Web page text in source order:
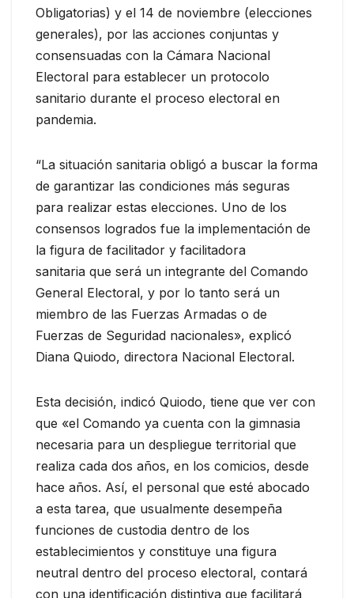
Obligatorias) y el 14 de noviembre (elecciones
generales), por las acciones conjuntas y
consensuadas con la Cámara Nacional
Electoral para establecer un protocolo
sanitario durante el proceso electoral en
pandemia.
“La situación sanitaria obligó a buscar la forma
de garantizar las condiciones más seguras
para realizar estas elecciones. Uno de los
consensos logrados fue la implementación de
la figura de facilitador y facilitadora
sanitaria que será un integrante del Comando
General Electoral, y por lo tanto será un
miembro de las Fuerzas Armadas o de
Fuerzas de Seguridad nacionales», explicó
Diana Quiodo, directora Nacional Electoral.
Esta decisión, indicó Quiodo, tiene que ver con
que «el Comando ya cuenta con la gimnasia
necesaria para un despliegue territorial que
realiza cada dos años, en los comicios, desde
hace años. Así, el personal que esté abocado
a esta tarea, que usualmente desempeña
funciones de custodia dentro de los
establecimientos y constituye una figura
neutral dentro del proceso electoral, contará
con una identificación distintiva que facilitará